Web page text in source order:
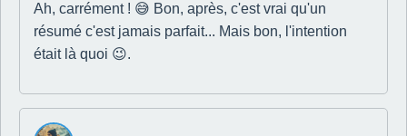
Ah, carrément ! 😅 Bon, après, c'est vrai qu'un
résumé c'est jamais parfait... Mais bon, l'intention
était là quoi 😉.